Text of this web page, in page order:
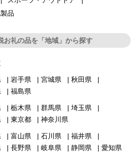
品
お礼の品を「地域」から探す
岩手県 宮城県
秋田県
福島県
栃木県 群馬県
埼玉県
東京都 神奈川県
富山県 石川県
福井県
長野県 岐阜県 静岡県 愛知県